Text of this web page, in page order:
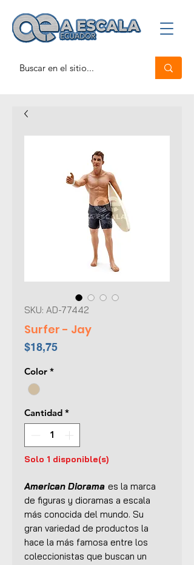
SKU: AD-77442
Surfer - Jay
$18,75Precio
Color *
Cantidad *
Solo 1 disponible(s)
American Diorama es la marca
de figuras y dioramas a escala
más conocida del mundo. Su
gran variedad de productos la
hace la más famosa entre los
coleccionistas que buscan un